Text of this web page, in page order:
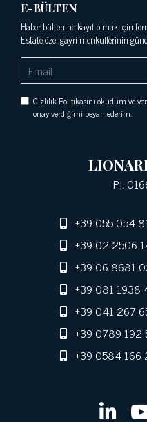
E-BÜLTEN
Haber bültenine kayıt olmak için
Estate özel gayri menkullerinin
Gizlilik Politikasını okudum ve
onay verdiğimi beyan ederim.
P.I.
+39 055 054
+39 02 2506
+39 06 8681
+39 081 1938
+39 041 267
+39 0789 192
+39 0584 166